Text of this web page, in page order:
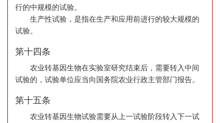
行的中规模的试验。
生产性试验，是指在生产和应用前进行的较大规模的
试验。
第十四条
农业转基因生物在实验室研究结束后，需要转入中间
试验的，试验单位应当向国务院农业行政主管部门报告。
第十五条
农业转基因生物试验需要从上一试验阶段转入下一试